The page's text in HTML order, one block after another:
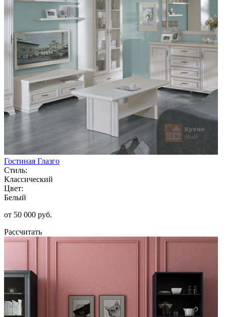
Гостиная Глазго
Стиль:
Классический
Цвет:
Белый
от 50 000 руб.
Рассчитать